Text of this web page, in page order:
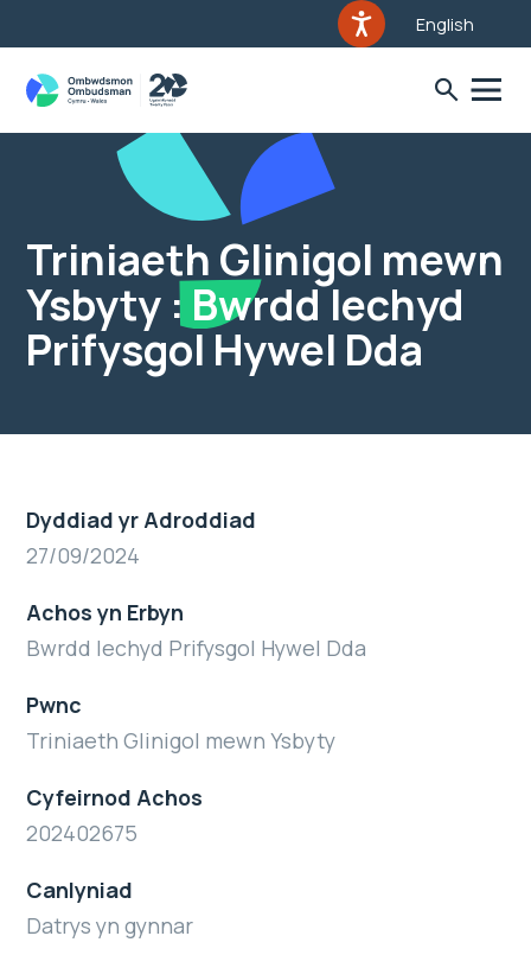
English
Triniaeth Glinigol mewn
Ysbyty : Bwrdd Iechyd
Prifysgol Hywel Dda
Dyddiad yr Adroddiad
27/09/2024
Achos yn Erbyn
Bwrdd Iechyd Prifysgol Hywel Dda
Pwnc
Triniaeth Glinigol mewn Ysbyty
Cyfeirnod Achos
202402675
Canlyniad
Datrys yn gynnar